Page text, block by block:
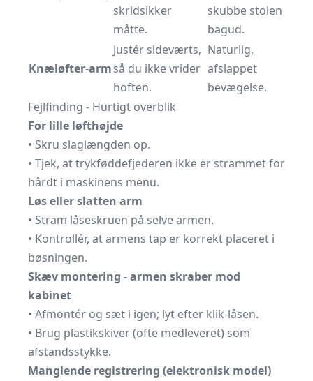
skridsikker
måtte.
skubbe stolen
bagud.
Knæløfter-arm
Justér sideværts,
så du ikke vrider
hoften.
Naturlig,
afslappet
bevægelse.
Fejlfinding - Hurtigt overblik
For lille løfthøjde
• Skru slaglængden op.
• Tjek, at trykføddefjederen ikke er strammet for
hårdt i maskinens menu.
Løs eller slatten arm
• Stram låseskruen på selve armen.
• Kontrollér, at armens tap er korrekt placeret i
bøsningen.
Skæv montering - armen skraber mod
kabinet
• Afmontér og sæt i igen; lyt efter klik-låsen.
• Brug plastikskiver (ofte medleveret) som
afstandsstykke.
Manglende registrering (elektronisk model)